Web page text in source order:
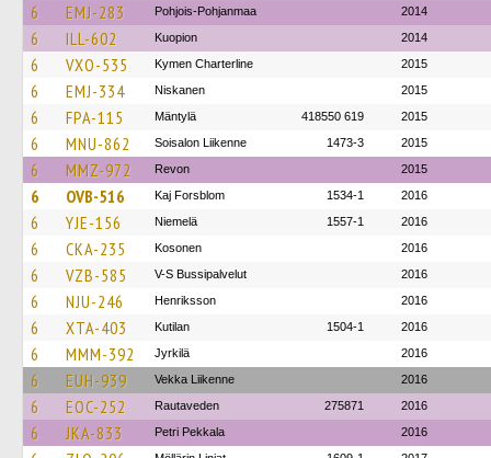
6 EMJ-283 Pohjois-Pohjanmaa 2014
6 ILL-602 Kuopion 2014
6 VXO-535 Kymen Charterline 2015
6 EMJ-334 Niskanen 2015
6 FPA-115 Mäntylä 418550 619 2015
6 MNU-862 Soisalon Liikenne 1473-3 2015
6 MMZ-972 Revon 2015
6 OVB-516 Kaj Forsblom 1534-1 2016
6 YJE-156 Niemelä 1557-1 2016
6 CKA-235 Kosonen 2016
6 VZB-585 V-S Bussipalvelut 2016
6 NJU-246 Henriksson 2016
6 XTA-403 Kutilan 1504-1 2016
6 MMM-392 Jyrkilä 2016
6 EUH-939 Vekka Liikenne 2016
6 EOC-252 Rautaveden 275871 2016
6 JKA-833 Petri Pekkala 2016